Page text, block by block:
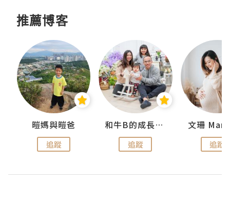
推薦博客
暟媽與暟爸
追蹤
和牛B的成長日記
追蹤
文珊
追蹤